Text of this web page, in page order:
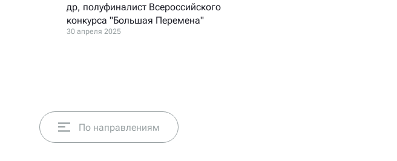
др, полуфиналист Всероссийского
конкурса "Большая Перемена"
30 апреля 2025
По направлениям